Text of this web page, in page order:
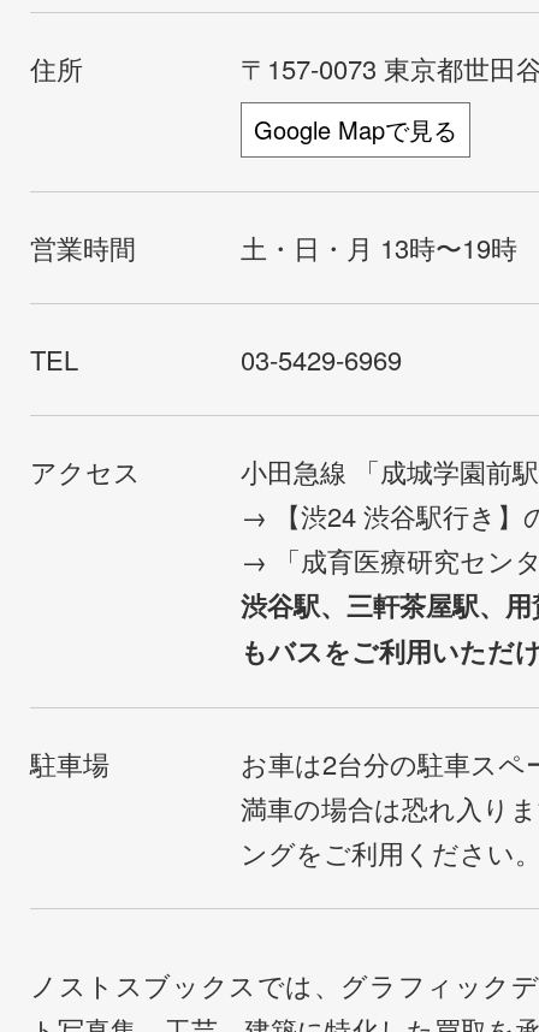
住所 〒157-0073 東京都世田
Google Mapで見る
営業時間 土・日・月 13時〜19時
TEL 03-5429-6969
アクセス
小田急線 「成城学園前
→ 【渋24 渋谷駅行き】
→ 「成育医療研究セン
渋谷駅、三軒茶屋駅、
もバスをご利用いただ
駐車場
お車は2台分の駐車ス
満車の場合は恐れ入り
ングをご利用ください
ノストスブックスでは、グラフィック